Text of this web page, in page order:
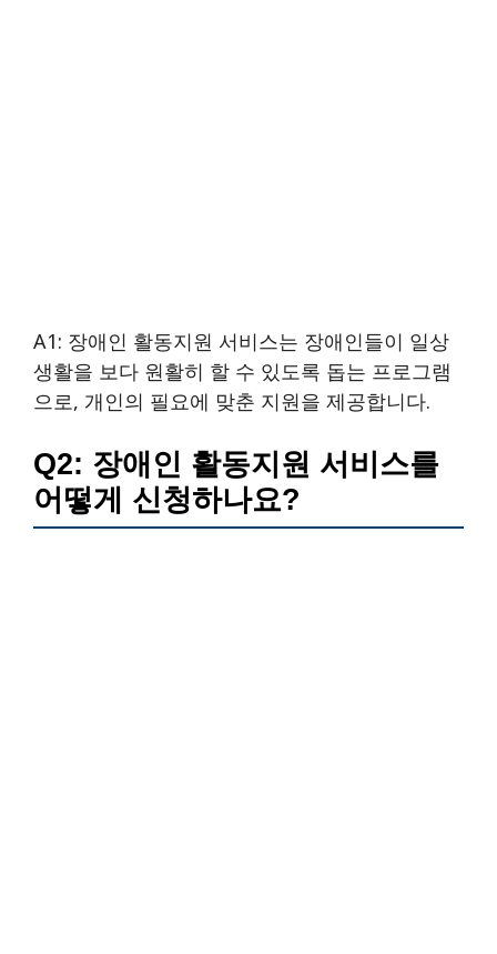
A1: 장애인 활동지원 서비스는 장애인들이 일상
생활을 보다 원활히 할 수 있도록 돕는 프로그램
으로, 개인의 필요에 맞춘 지원을 제공합니다.
Q2: 장애인 활동지원 서비스를
어떻게 신청하나요?